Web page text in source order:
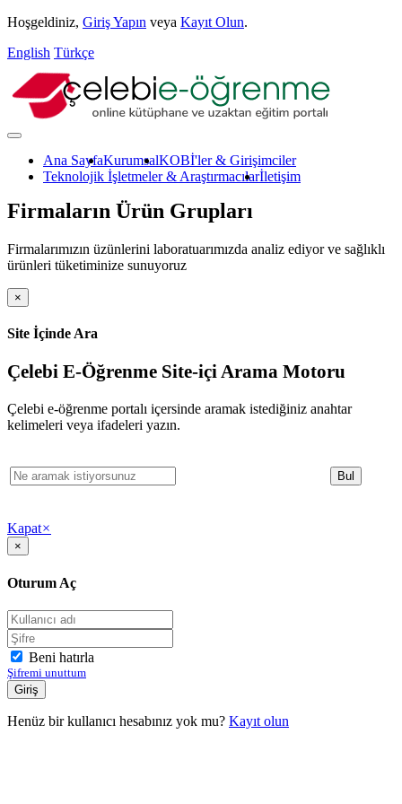
Hoşgeldiniz, Giriş Yapın veya Kayıt Olun.
English Türkçe
Ana SayfaKurumsalKOBİ'ler & Girişimciler
Teknolojik İşletmeler & Araştırmacılarİletişim
Firmaların Ürün Grupları
Firmalarımızın üzünlerini laboratuarımızda analiz ediyor ve sağlıklı
ürünleri tüketiminize sunuyoruz
×
Site İçinde Ara
Çelebi E-Öğrenme Site-içi Arama Motoru
Çelebi e-öğrenme portalı içersinde aramak istediğiniz anahtar
kelimeleri veya ifadeleri yazın.
Kapat×
×
Oturum Aç
Beni hatırla
Şifremi unuttum
Henüz bir kullanıcı hesabınız yok mu? Kayıt olun